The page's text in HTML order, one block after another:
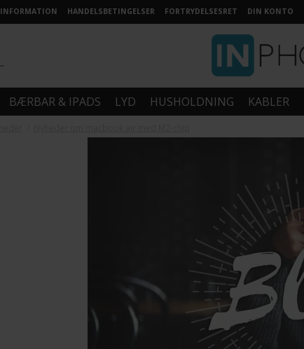
INFORMATION HANDELSBETINGELSER FORTRYDELSESRET DIN KONTO
BÆRBAR & IPADS LYD HUSHOLDNING KABLER